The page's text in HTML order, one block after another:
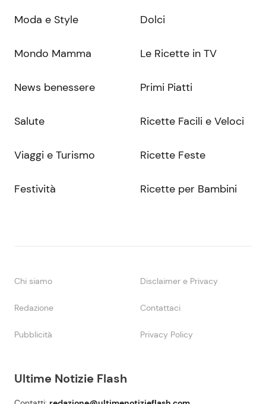
Ultime Notizie Flash
Moda e Style
Mondo Mamma
News benessere
Salute
Viaggi e Turismo
Festività
Dolci
Le Ricette in TV
Primi Piatti
Ricette Facili e Veloci
Ricette Feste
Ricette per Bambini
Chi siamo Disclaimer e Privacy
Redazione Contattaci
Pubblicità Privacy Policy